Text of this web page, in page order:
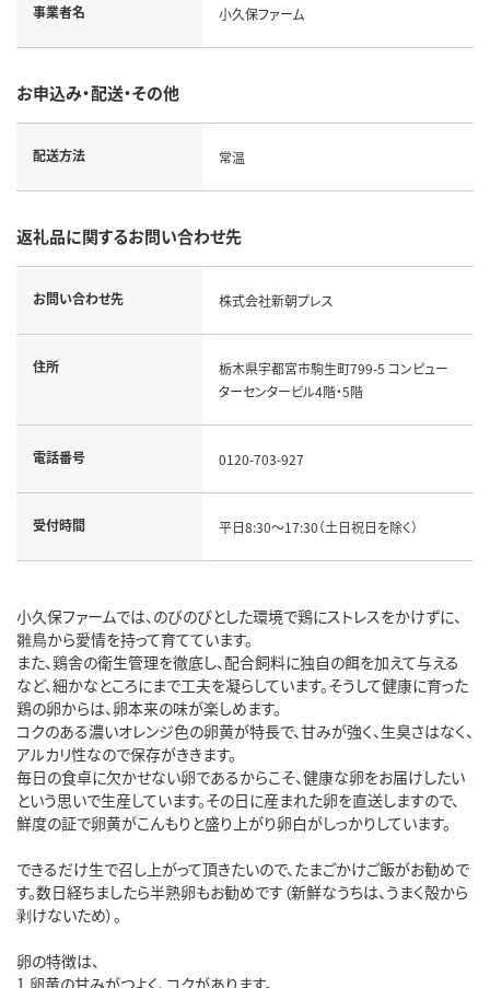
事業者名 小久保ファーム
お申込み・配送・その他
配送方法 常温
返礼品に関するお問い合わせ先
お問い合わせ先 株式会社新朝プレス
住所
栃木県宇都宮市駒生町799-5 コンピュー
ターセンタービル4階・5階
電話番号 0120-703-927
受付時間 平日8:30～17:30（土日祝日を除く）
小久保ファームでは、のびのびとした環境で鶏にストレスをかけずに、
雛鳥から愛情を持って育てています。
また、鶏舎の衛生管理を徹底し、配合飼料に独自の餌を加えて与える
など、細かなところにまで工夫を凝らしています。そうして健康に育った
鶏の卵からは、卵本来の味が楽しめます。
コクのある濃いオレンジ色の卵黄が特長で、甘みが強く、生臭さはなく、
アルカリ性なので保存がききます。
毎日の食卓に欠かせない卵であるからこそ、健康な卵をお届けしたい
という思いで生産しています。その日に産まれた卵を直送しますので、
鮮度の証で卵黄がこんもりと盛り上がり卵白がしっかりしています。
できるだけ生で召し上がって頂きたいので、たまごかけご飯がお勧めで
す。数日経ちましたら半熟卵もお勧めです（新鮮なうちは、うまく殻から
剥けないため）。
卵の特徴は、
1.卵黄の甘みがつよく、コクがあります。